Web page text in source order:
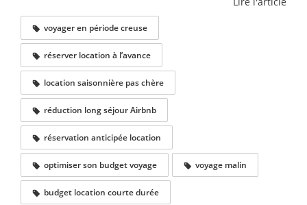
voyager en période creuse
réserver location à l’avance
location saisonnière pas chère
réduction long séjour Airbnb
réservation anticipée location
optimiser son budget voyage voyage malin
budget location courte durée